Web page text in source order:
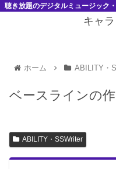
聴き放題のデジタルミュージック
キャ
ホーム ABILITY・
ベースラインの
ABILITY・SSWriter